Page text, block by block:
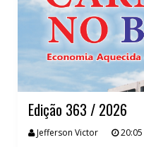
Edição 363 / 2026
Jefferson Victor 20:05